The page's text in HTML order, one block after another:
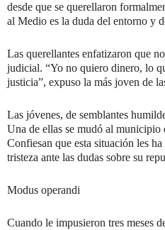
desde que se querellaron
al Medio es la duda del entorno y
Las querellantes enfatizaron que
judicial. “Yo no quiero dinero, lo
justicia”, expuso la más joven de
Las jóvenes, de semblantes
Una de ellas se mudó al
Confiesan que esta situación les
tristeza ante las dudas sobre su
Modus operandi
Cuando le impusieron tres meses